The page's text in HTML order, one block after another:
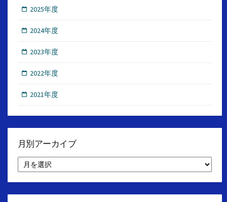
2025年度
2024年度
2023年度
2022年度
2021年度
月別アーカイブ
別
ア